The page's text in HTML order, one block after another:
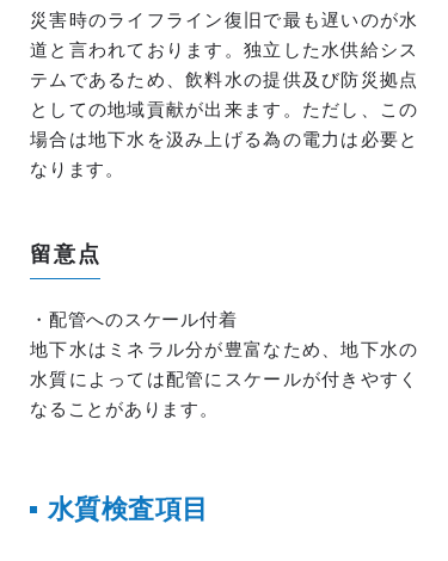
災害時のライフライン復旧で最も遅いのが水
道と言われております。独立した水供給シス
テムであるため、飲料水の提供及び防災拠点
としての地域貢献が出来ます。ただし、この
場合は地下水を汲み上げる為の電力は必要と
なります。
留意点
・配管へのスケール付着
地下水はミネラル分が豊富なため、地下水の
水質によっては配管にスケールが付きやすく
なることがあります。
水質検査項目